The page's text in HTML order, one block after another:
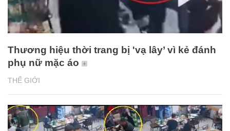
THẾ GIỚI
Thương hiệu thời trang bị 'vạ lây’ vì kẻ đánh
phụ nữ mặc áo